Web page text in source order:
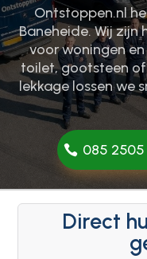
Ontstoppen.nl
Baneheide. Wij
voor woningen
toilet, gootsteen
lekkage lossen we
085 2505
Direct